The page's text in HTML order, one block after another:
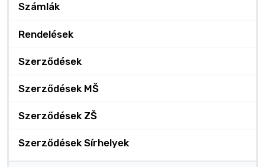
Számlák
Rendelések
Szerződések
Szerződések MŠ
Szerződések ZŠ
Szerződések Sírhelyek